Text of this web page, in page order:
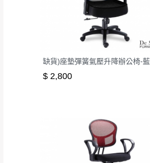
缺貨)座墊彈簧氣壓升降辦公椅-藍
$ 2,800